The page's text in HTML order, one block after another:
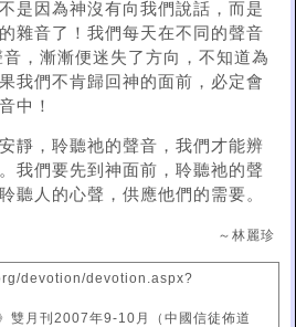
是因為神沒有向我們說話，而是
雜音了！我們每天在不同的聲音
，漸漸便迷失了方向，不知道為
我們不肯歸回神的面前，必定會
中！
靜，聆聽祂的聲音，我們才能辨
我們要先到神面前，聆聽祂的聲
聽人的心聲，供應他們的需要。
～林麗珍
devotion/devotion.aspx?
雙月刊2007年9-10月（中國信徒佈道